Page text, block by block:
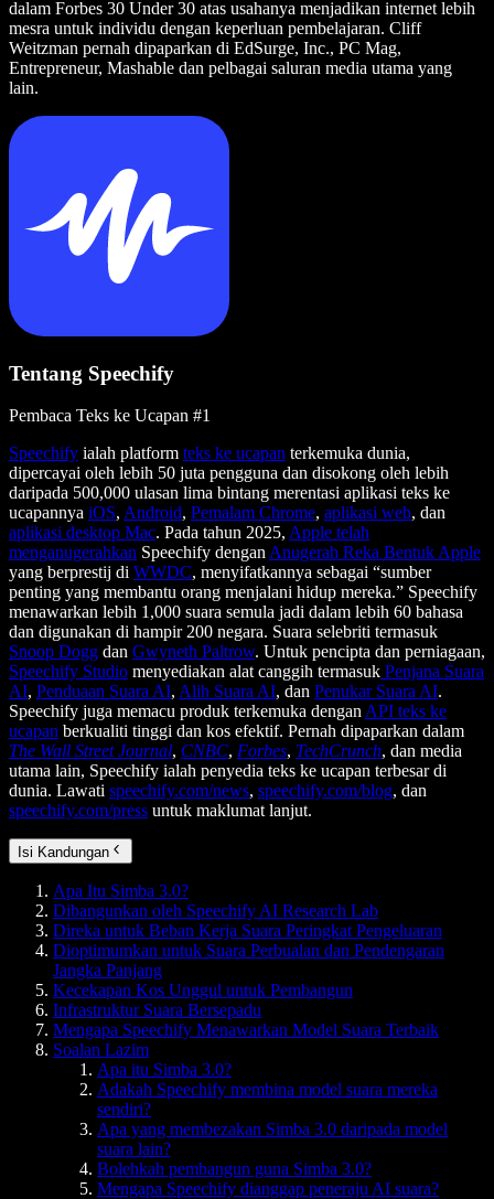
dalam Forbes 30 Under 30 atas usahanya menjadikan internet lebih
mesra untuk individu dengan keperluan pembelajaran. Cliff
Weitzman pernah dipaparkan di EdSurge, Inc., PC Mag,
Entrepreneur, Mashable dan pelbagai saluran media utama yang
lain.
Tentang Speechify
Pembaca Teks ke Ucapan #1
Speechify ialah platform teks ke ucapan terkemuka dunia,
dipercayai oleh lebih 50 juta pengguna dan disokong oleh lebih
daripada 500,000 ulasan lima bintang merentasi aplikasi teks ke
ucapannya iOS, Android, Pemalam Chrome, aplikasi web, dan
aplikasi desktop Mac. Pada tahun 2025, Apple telah
menganugerahkan Speechify dengan Anugerah Reka Bentuk Apple
yang berprestij di WWDC, menyifatkannya sebagai “sumber
penting yang membantu orang menjalani hidup mereka.” Speechify
menawarkan lebih 1,000 suara semula jadi dalam lebih 60 bahasa
dan digunakan di hampir 200 negara. Suara selebriti termasuk
Snoop Dogg dan Gwyneth Paltrow. Untuk pencipta dan perniagaan,
Speechify Studio menyediakan alat canggih termasuk Penjana Suara
AI, Penduaan Suara AI, Alih Suara AI, dan Penukar Suara AI.
Speechify juga memacu produk terkemuka dengan API teks ke
ucapan berkualiti tinggi dan kos efektif. Pernah dipaparkan dalam
The Wall Street Journal, CNBC, Forbes, TechCrunch, dan media
utama lain, Speechify ialah penyedia teks ke ucapan terbesar di
dunia. Lawati speechify.com/news, speechify.com/blog, dan
speechify.com/press untuk maklumat lanjut.
Isi Kandungan
Apa Itu Simba 3.0?
Dibangunkan oleh Speechify AI Research Lab
Direka untuk Beban Kerja Suara Peringkat Pengeluaran
Dioptimumkan untuk Suara Perbualan dan Pendengaran
Jangka Panjang
Kecekapan Kos Unggul untuk Pembangun
Infrastruktur Suara Bersepadu
Mengapa Speechify Menawarkan Model Suara Terbaik
Soalan Lazim
Apa itu Simba 3.0?
Adakah Speechify membina model suara mereka
sendiri?
Apa yang membezakan Simba 3.0 daripada model
suara lain?
Bolehkah pembangun guna Simba 3.0?
Mengapa Speechify dianggap peneraju AI suara?